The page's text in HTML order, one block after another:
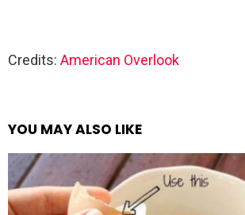
Credits: American Overlook
YOU MAY ALSO LIKE